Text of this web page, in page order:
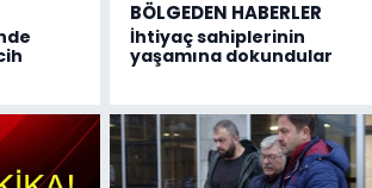
BÖLGEDEN HABERLER
İhtiyaç sahiplerinin
yaşamına dokundular